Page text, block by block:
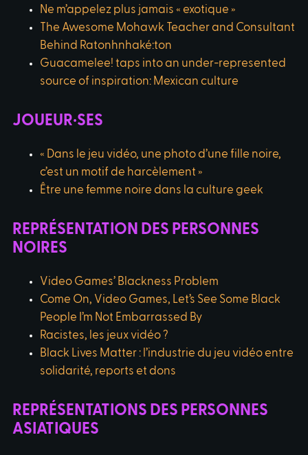
Ne m’appelez plus jamais « exotique »
The Awesome Mohawk Teacher and Consultant
Behind Ratonhnhaké:ton
Guacamelee! taps into an under-represented
source of inspiration: Mexican culture
JOUEUR·SES
« Dans le jeu vidéo, une photo d’une fille noire,
c’est un motif de harcèlement »
Être une femme noire dans la culture geek
REPRÉSENTATION DES PERSONNES
NOIRES
Video Games’ Blackness Problem
Come On, Video Games, Let’s See Some Black
People I’m Not Embarrassed By
Racistes, les jeux vidéo ?
Black Lives Matter : l’industrie du jeu vidéo entre
solidarité, reports et dons
REPRÉSENTATIONS DES PERSONNES
ASIATIQUES